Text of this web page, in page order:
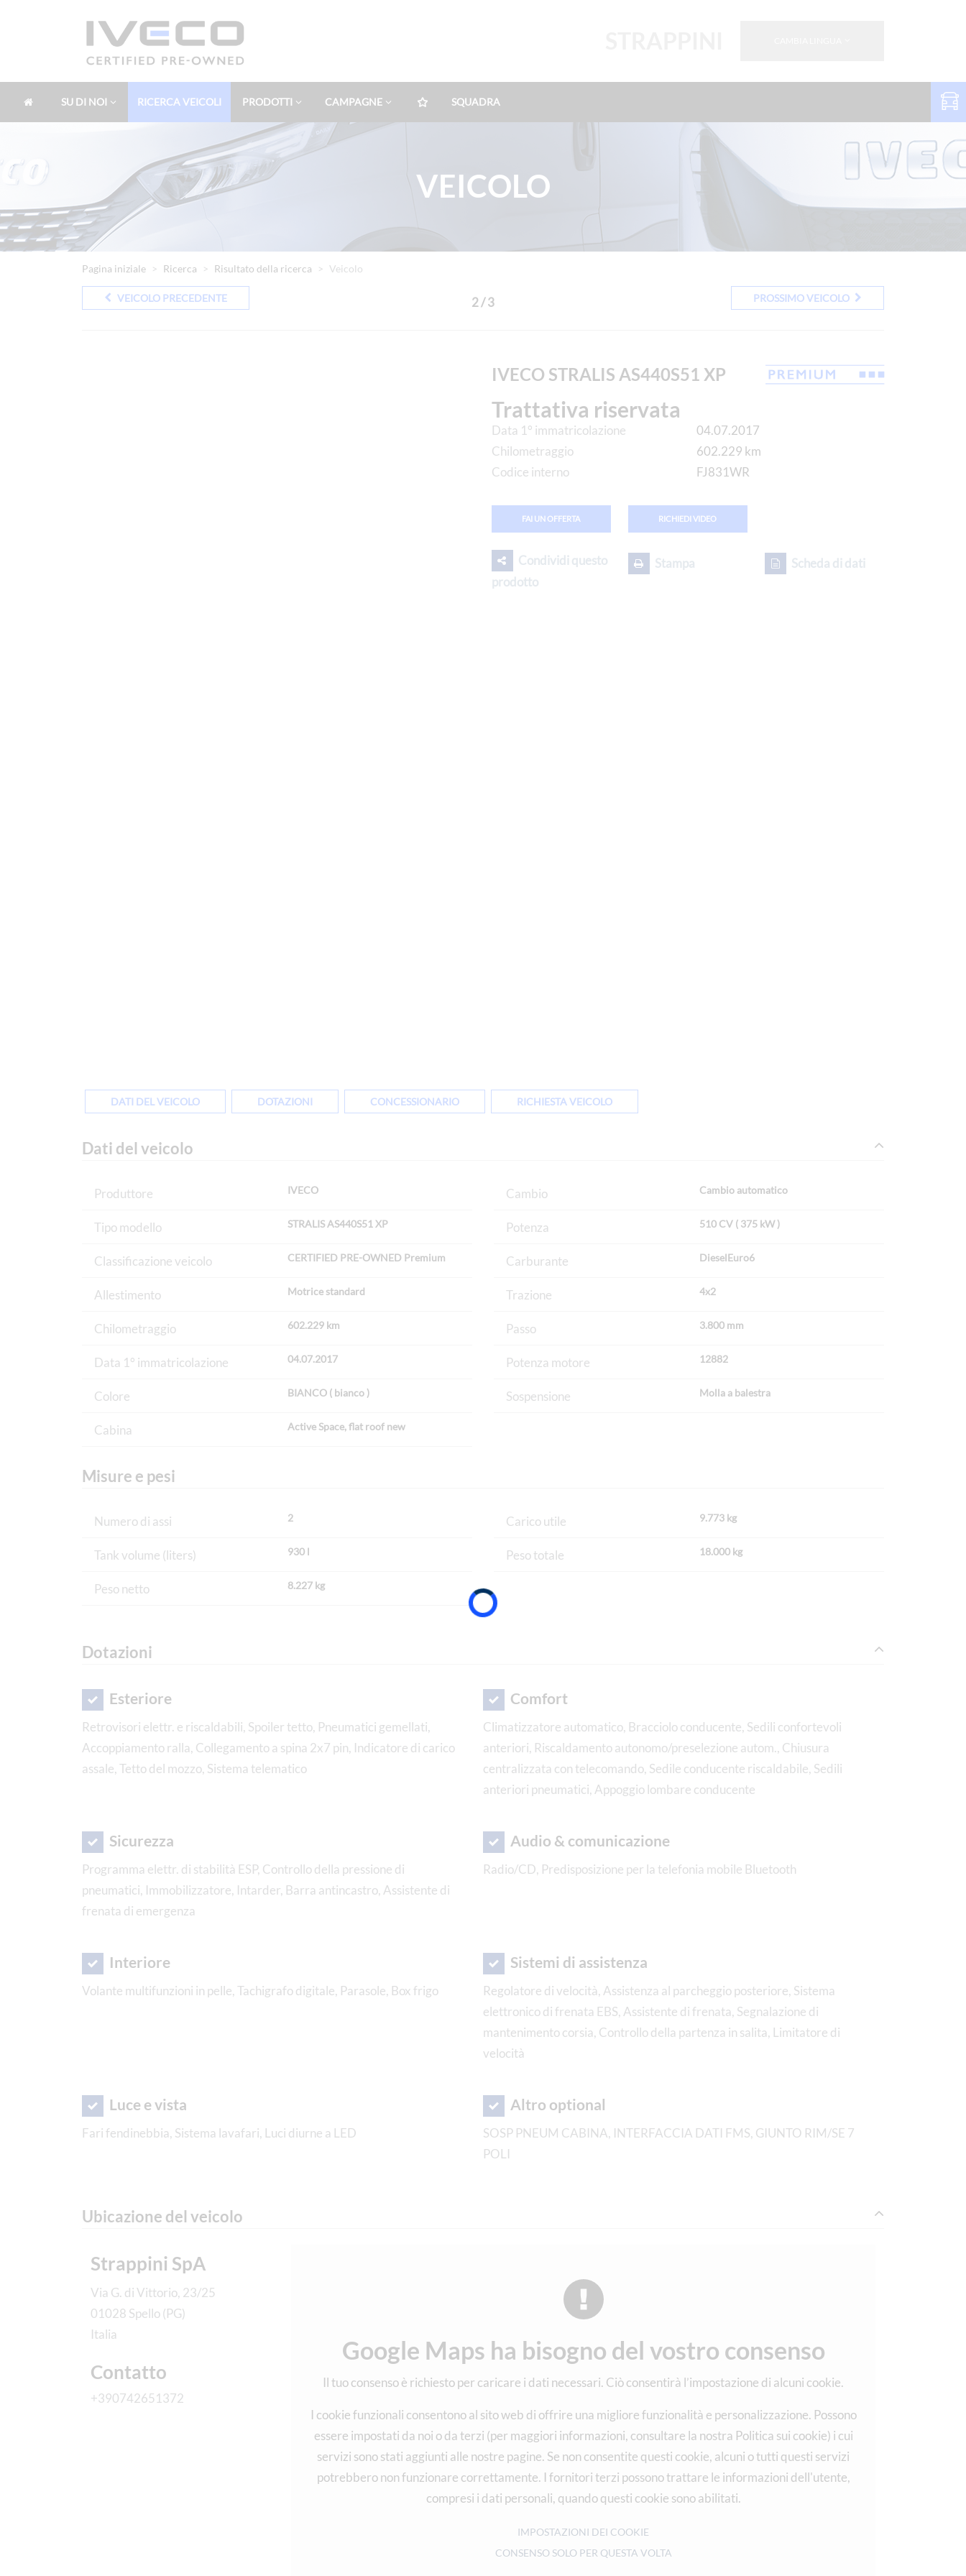
SU DI NOI RICERCA VEICOLI PRODOTTI CAMPAGNE SQUADRA
VEICOLO
Pagina iniziale Ricerca Risultato della ricerca Veicolo
VEICOLO PRECEDENTE 2 / 3 PROSSIMO VEICOLO
IVECO STRALIS AS440S51 XP
Trattativa riservata
Data 1° immatricolazione
04.07.2017
Chilometraggio
602.229 km
Codice interno
FJ831WR
FAI UN OFFERTA RICHIEDI VIDEO
Condividi questo
prodotto
Stampa Scheda di dati
DATI DEL VEICOLO DOTAZIONI CONCESSIONARIO RICHIESTA VEICOLO
Dati del veicolo
Produttore IVECO
Tipo modello STRALIS AS440S51 XP
Classificazione veicolo CERTIFIED PRE-OWNED Premium
Allestimento Motrice standard
Chilometraggio 602.229 km
Data 1° immatricolazione 04.07.2017
Colore BIANCO ( bianco )
Cabina Active Space, flat roof new
Cambio Cambio automatico
Potenza 510 CV ( 375 kW )
Carburante DieselEuro6
Trazione 4x2
Passo 3.800 mm
Potenza motore 12882
Sospensione Molla a balestra
Misure e pesi
Numero di assi 2
Tank volume (liters) 930 l
Peso netto 8.227 kg
Carico utile 9.773 kg
Peso totale 18.000 kg
Dotazioni
Esteriore
Retrovisori elettr. e riscaldabili, Spoiler tetto, Pneumatici gemellati,
Accoppiamento ralla, Collegamento a spina 2x7 pin, Indicatore di carico
assale, Tetto del mozzo, Sistema telematico
Comfort
Climatizzatore automatico, Bracciolo conducente, Sedili confortevoli
anteriori, Riscaldamento autonomo/preselezione autom., Chiusura
centralizzata con telecomando, Sedile conducente riscaldabile, Sedili
anteriori pneumatici, Appoggio lombare conducente
Sicurezza
Programma elettr. di stabilità ESP, Controllo della pressione di
pneumatici, Immobilizzatore, Intarder, Barra antincastro, Assistente di
frenata di emergenza
Audio & comunicazione
Radio/CD, Predisposizione per la telefonia mobile Bluetooth
Interiore
Volante multifunzioni in pelle, Tachigrafo digitale, Parasole, Box frigo
Sistemi di assistenza
Regolatore di velocità, Assistenza al parcheggio posteriore, Sistema
elettronico di frenata EBS, Assistente di frenata, Segnalazione di
mantenimento corsia, Controllo della partenza in salita, Limitatore di
velocità
Luce e vista
Fari fendinebbia, Sistema lavafari, Luci diurne a LED
Altro optional
SOSP PNEUM CABINA, INTERFACCIA DATI FMS, GIUNTO RIM/SE 7
POLI
Ubicazione del veicolo
Strappini SpA
Via G. di Vittorio, 23/25
01028 Spello (PG)
Italia
Contatto
+390742651372
Google Maps ha bisogno del vostro consenso
Il tuo consenso è richiesto per caricare i dati necessari. Ciò consentirà l’impostazione di alcuni cookie.
I cookie funzionali consentono al sito web di offrire una migliore funzionalità e personalizzazione. Possono
essere impostati da noi o da terzi (per maggiori informazioni, consultare la nostra Politica sui cookie) i cui
servizi sono stati aggiunti alle nostre pagine. Se non consentite questi cookie, alcuni o tutti questi servizi
potrebbero non funzionare correttamente. I fornitori terzi possono trattare le informazioni dell'utente,
compresi i dati personali, quando questi cookie sono abilitati.
IMPOSTAZIONI DEI COOKIE
CONSENSO SOLO PER QUESTA VOLTA